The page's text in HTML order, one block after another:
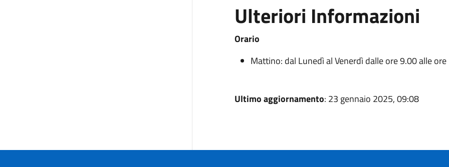
Ulteriori Informazioni
Orario
Mattino: dal Lunedì al Venerdì dalle ore 9.00 alle
Ultimo aggiornamento: 23 gennaio 2025, 09:08